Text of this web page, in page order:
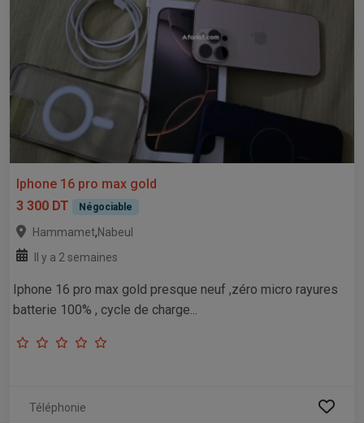
Iphone 16 pro max gold
3 300 DT
Négociable
Hammamet,Nabeul
Il y a 2 semaines
Iphone 16 pro max gold presque neuf ,zéro micro rayures
batterie 100% , cycle de charge...
Téléphonie